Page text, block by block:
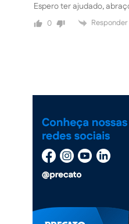
Espero ter ajudado,
0 Responder